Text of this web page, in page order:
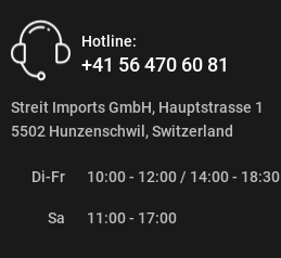
Hotline:
+41 56 470 60 81
Streit Imports GmbH, Hauptstrasse 1
5502 Hunzenschwil, Switzerland
Di-Fr 10:00 - 12:00 / 14:00 - 18:30
Sa 11:00 - 17:00